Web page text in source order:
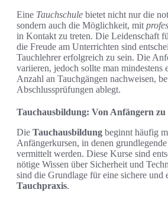
Eine Tauchschule bietet nicht nur die
sondern auch die Möglichkeit, mit
in Kontakt zu treten. Die Leidenschaft
die Freude am Unterrichten sind
Tauchlehrer erfolgreich zu sein. Die
variieren, jedoch sollte man mindestens
Anzahl an Tauchgängen nachweisen,
Abschlussprüfungen ablegt.
Tauchausbildung: Von Anfängern zu
Die Tauchausbildung beginnt häufig
Anfängerkursen, in denen
vermittelt werden. Diese Kurse sind
nötige Wissen über Sicherheit und
sind die Grundlage für eine sichere und
Tauchpraxis.